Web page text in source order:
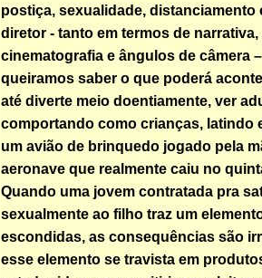
postiça, sexualidade, distanciamento
diretor - tanto em termos de
cinematografia e ângulos de câmera
queiramos saber o que poderá
até diverte meio doentiamente, ver
comportando como crianças, latindo
um avião de brinquedo jogado pela
aeronave que realmente caiu no
Quando uma jovem contratada pra
sexualmente ao filho traz um
escondidas, as consequências são
esse elemento se travista em